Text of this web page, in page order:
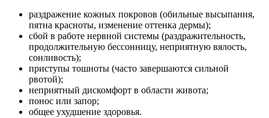
раздражение кожных покровов (обильные высыпания,
пятна красноты, изменение оттенка дермы);
сбой в работе нервной системы (раздражительность,
продолжительную бессонницу, неприятную вялость,
сонливость);
приступы тошноты (часто завершаются сильной
рвотой);
неприятный дискомфорт в области живота;
понос или запор;
общее ухудшение здоровья.